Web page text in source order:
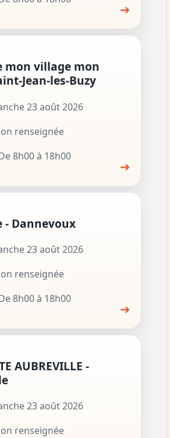
➔
mon village mon
Jean-les-Buzy
23 août 2026
renseignée
8h00 à 18h00
➔
- Dannevoux
23 août 2026
renseignée
8h00 à 18h00
➔
AUBREVILLE -
23 août 2026
renseignée